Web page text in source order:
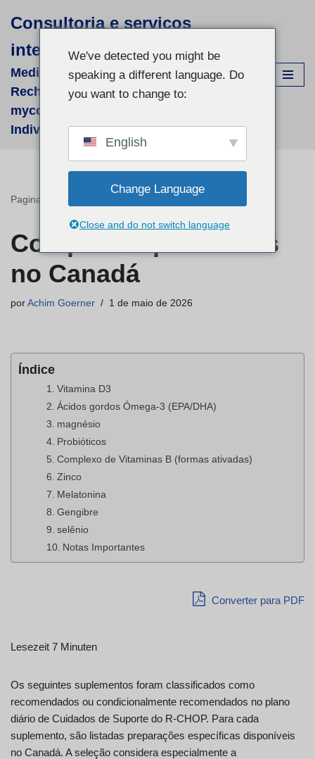
para
o
conteúdo
Consultoria e serviços
internacionais. Achim Görner
Medizinisch-wissenschaftliche
Recherchen für supportive phyto- &
mycologische Therapien - fallbezogene
Individual-Recherchen und Beratung
Pagina inicial Comprar suplementos no Canadá
Comprar suplementos
no Canadá
por Achim Goerner 1 de maio de 2026
Índice
Vitamina D3
Ácidos gordos Ómega-3 (EPA/DHA)
magnésio
Probióticos
Complexo de Vitaminas B (formas ativadas)
Zinco
Melatonina
Gengibre
selênio
Notas Importantes
Converter para PDF
Lesezeit 7 Minuten
Os seguintes suplementos foram classificados como
recomendados ou condicionalmente recomendados no plano
diário de Cuidados de Suporte do R-CHOP. Para cada
suplemento, são listadas preparações específicas disponíveis
no Canadá. A seleção considera especialmente a
We've detected you might be
speaking a different language. Do
you want to change to:
English
Change Language
Close and do not switch language